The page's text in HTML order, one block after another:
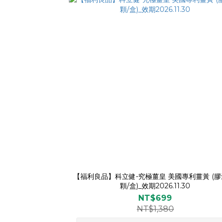
【福利良品】科立健-究極薑皇 美國專利薑黃 (
顆/盒)_效期2026.11.30
NT$699
NT$1,380